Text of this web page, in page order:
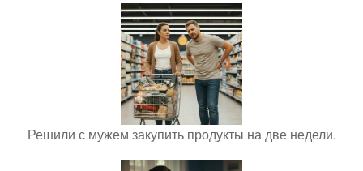
Решили с мужем закупить продукты на две недели.